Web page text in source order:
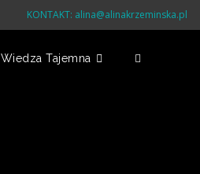
KONTAKT: alina@alinakrzeminska.pl
Wiedza Tajemna Toggle